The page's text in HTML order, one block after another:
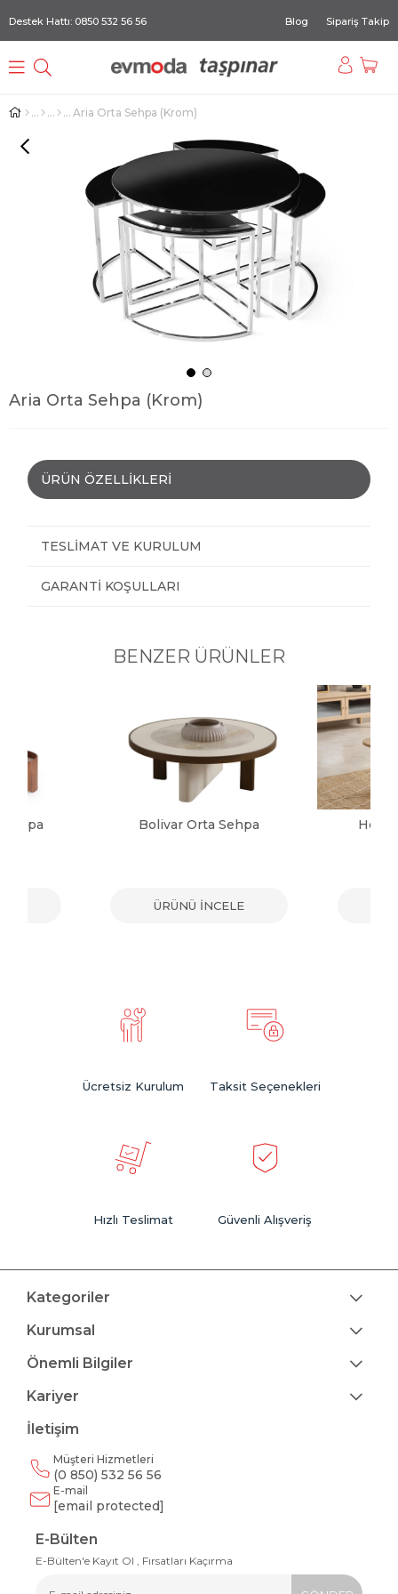
Destek Hattı: 0850 532 56 56 Blog Sipariş Takip
Aria Orta Sehpa (Krom)
Aria Orta Sehpa (Krom)
ÜRÜN ÖZELLIKLERI
TESLIMAT VE KURULUM
GARANTI KOŞULLARI
BENZER ÜRÜNLER
Bolivar Orta Sehpa
ÜRÜNÜ İNCELE
Ücretsiz Kurulum Taksit Seçenekleri
Hızlı Teslimat Güvenli Alışveriş
Kategoriler
Kurumsal
Önemli Bilgiler
Kariyer
İletişim
Müşteri Hizmetleri
(0 850) 532 56 56
E-mail
[email protected]
E-Bülten
E-Bülten'e Kayıt Ol , Fırsatları Kaçırma